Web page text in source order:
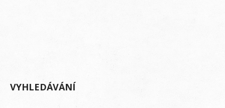
VYHLEDÁVÁNÍ